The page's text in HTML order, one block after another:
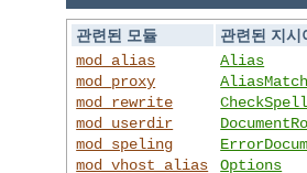
관련된 모듈
관련된 지시
mod_alias
mod_proxy
mod_rewrite
mod_userdir
mod_speling
mod_vhost_alias
Alias
AliasMatch
Options